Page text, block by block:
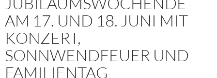
M 17. UND 18. JUNI MIT K
ONZERT, S
ONNWENDFEUER UND F
AMILIENTAG